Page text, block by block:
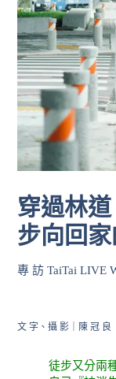
穿過林道
步向回
專 訪 TaiTai LIVE
文 字 、攝 影 ｜陳 冠 良
徒步又分兩